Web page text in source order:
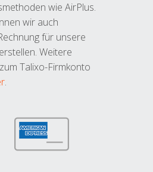
wie AirPlus.
wir auch
für unsere
Weitere
Talixo-Firmkonto
.